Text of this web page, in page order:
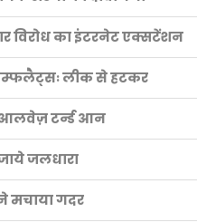
विरोध का इंटरनेट एक्सटेंशन
लीक से हटकर
टर्न्ड आन
जलधारा
मचाया गदर